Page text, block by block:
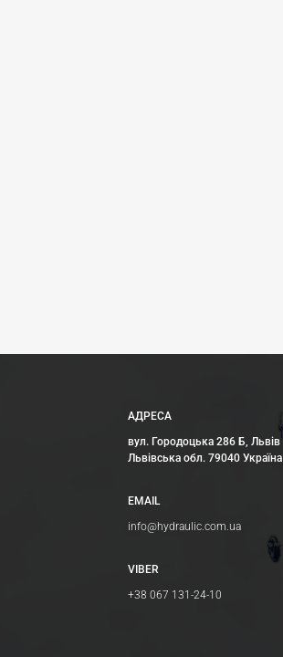
АДРЕСА
вул. Городоцька 286 Б, Львів
Львівська обл. 79040 Україна
EMAIL
info@hydraulic.com.ua
VIBER
+38 067 131-24-10